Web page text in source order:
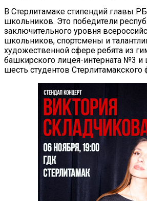
В Стерлитамаке стипендий главы
школьников. Это победители
заключительного уровня
школьников, спортсмены и
художественной сфере ребята из
башкирского лицея-интерната №3
шесть студентов